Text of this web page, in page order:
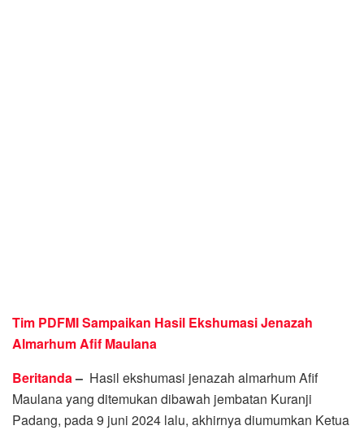
Tim PDFMI Sampaikan Hasil Ekshumasi Jenazah
Almarhum Afif Maulana
Beritanda– Hasil ekshumasi jenazah almarhum Afif
Maulana yang ditemukan dibawah jembatan Kuranji
Padang, pada 9 juni 2024 lalu, akhirnya diumumkan Ketua